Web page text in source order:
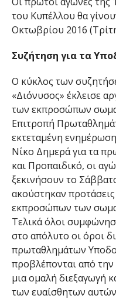
του Κυπέλλου θα
Οκτωβρίου 2016
Συζήτηση για τα
Ο κύκλος των
«Διόνυσος» έκλεισε
των εκπροσώπων
Επιτροπή
εκτεταμένη
Νίκο Δημερά για τα
και Προπαιδικό, οι
ξεκινήσουν το
ακούστηκαν
εκπροσώπων των
Τελικά όλοι
στο απόλυτο οι όροι
πρωταθλημάτων
προβλέπονται από
μια ομαλή διεξαγωγή
των ευαίσθητων